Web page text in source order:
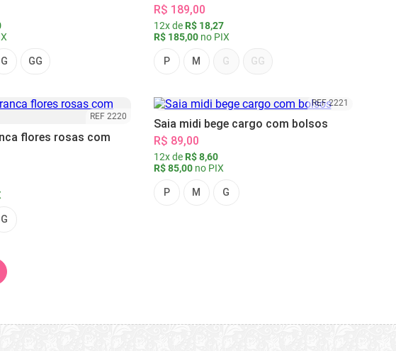
G GG
R$ 189,00
12x de R$ 18,27
R$ 185,00no PIX
P M G GG
REF 2220
flores rosas com
G
REF 2221
Saia midi bege cargo com bolsos
R$ 89,00
12x de R$ 8,60
R$ 85,00no PIX
P M G